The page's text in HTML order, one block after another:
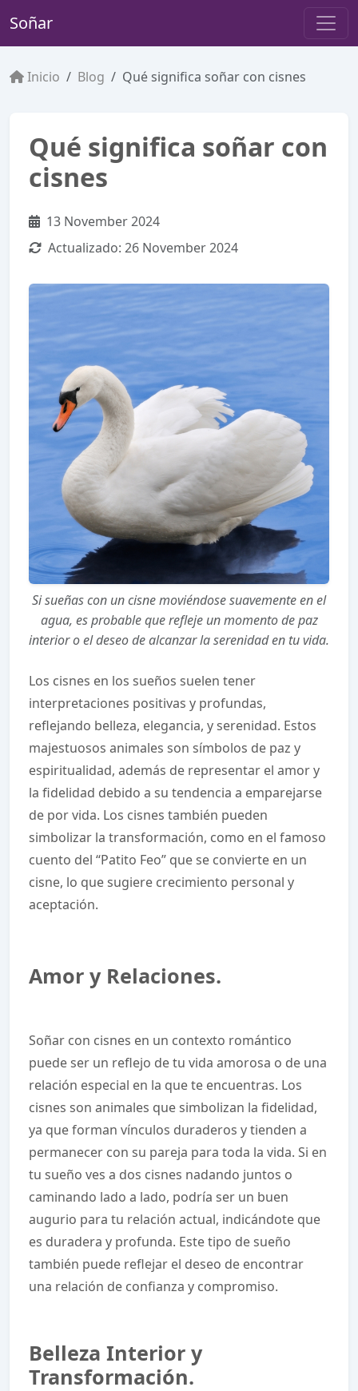
Soñar
Inicio Blog Qué significa soñar con cisnes
Qué significa soñar con
cisnes
13 November 2024
Actualizado: 26 November 2024
Si sueñas con un cisne moviéndose suavemente en el
agua, es probable que refleje un momento de paz
interior o el deseo de alcanzar la serenidad en tu vida.
Los cisnes en los sueños suelen tener
interpretaciones positivas y profundas,
reflejando belleza, elegancia, y serenidad. Estos
majestuosos animales son símbolos de paz y
espiritualidad, además de representar el amor y
la fidelidad debido a su tendencia a emparejarse
de por vida. Los cisnes también pueden
simbolizar la transformación, como en el famoso
cuento del “Patito Feo” que se convierte en un
cisne, lo que sugiere crecimiento personal y
aceptación.
Amor y Relaciones.
Soñar con cisnes en un contexto romántico
puede ser un reflejo de tu vida amorosa o de una
relación especial en la que te encuentras. Los
cisnes son animales que simbolizan la fidelidad,
ya que forman vínculos duraderos y tienden a
permanecer con su pareja para toda la vida. Si en
tu sueño ves a dos cisnes nadando juntos o
caminando lado a lado, podría ser un buen
augurio para tu relación actual, indicándote que
es duradera y profunda. Este tipo de sueño
también puede reflejar el deseo de encontrar
una relación de confianza y compromiso.
Belleza Interior y
Transformación.